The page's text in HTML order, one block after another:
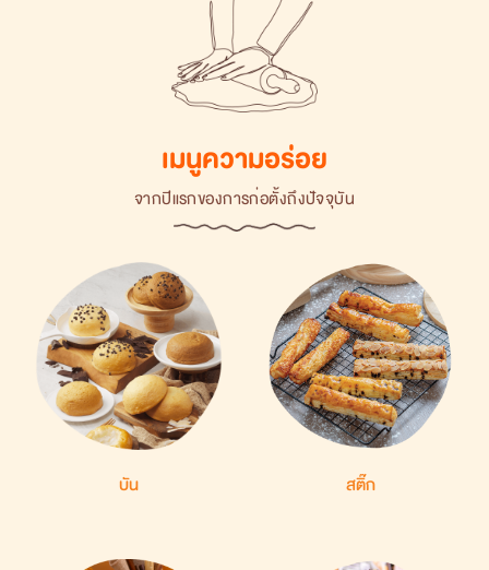
เมนูความอร่อย
จากปีแรกของการก่อตั้งถึงปัจจุบัน
บัน สติ๊ก